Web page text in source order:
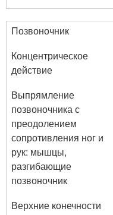
Позвоночник
Концентрическое
действие
Выпрямление
позвоночника с
преодолением
сопротивления ног и
рук: мышцы,
разгибающие
позвоночник
Верхние конечности